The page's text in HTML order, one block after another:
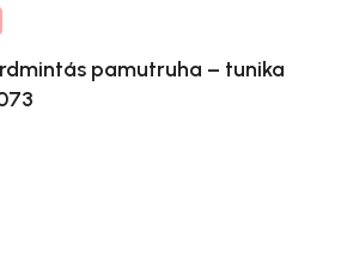
pamutruha – tunika